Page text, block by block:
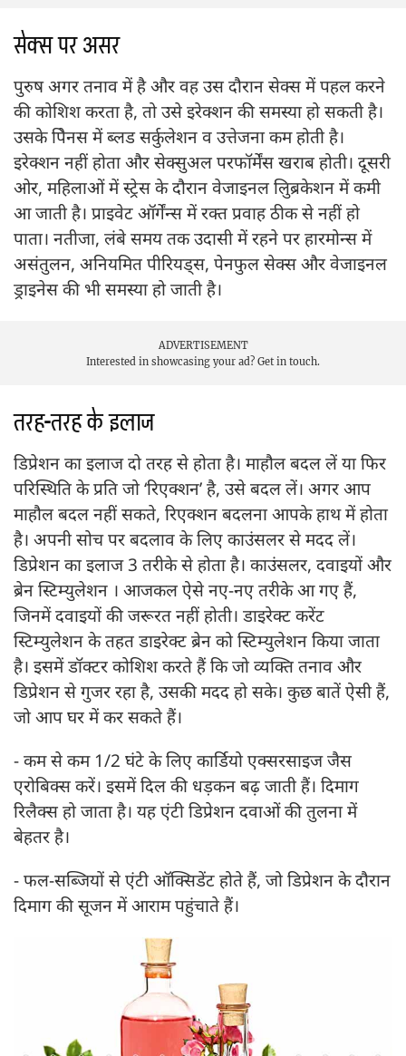
सेक्स पर असर
पुरुष अगर तनाव में है और वह उस दौरान सेक्स में पहल करने
की कोशिश करता है, तो उसे इरेक्शन की समस्या हो सकती है।
उसके पेिनस में ब्लड सर्कुलेशन व उत्तेजना कम होती है।
इरेक्शन नहीं होता और सेक्सुअल परफॉर्मेंस खराब होती। दूसरी
ओर, महिलाओं में स्ट्रेस के दौरान वेजाइनल लुिब्रकेशन में कमी
आ जाती है। प्राइवेट ऑर्गेंन्स में रक्त प्रवाह ठीक से नहीं हो
पाता। नतीजा, लंबे समय तक उदासी में रहने पर हारमोन्स में
असंतुलन, अनियमित पीरियड्स, पेनफुल सेक्स और वेजाइनल
ड्राइनेस की भी समस्या हो जाती है।
ADVERTISEMENT
Interested in showcasing your ad? Get in touch.
तरह-तरह के इलाज
डिप्रेशन का इलाज दो तरह से होता है। माहौल बदल लें या फिर
परिस्थिति के प्रति जो ‘रिएक्शन’ है, उसे बदल लें। अगर आप
माहौल बदल नहीं सकते, रिएक्शन बदलना आपके हाथ में होता
है। अपनी सोच पर बदलाव के लिए काउंसलर से मदद लें।
डिप्रेशन का इलाज 3 तरीके से होता है। काउंसलर, दवाइयों और
ब्रेन स्टिम्युलेशन । आजकल ऐसे नए-नए तरीके आ गए हैं,
जिनमें दवाइयों की जरूरत नहीं होती। डाइरेक्ट करेंट
स्टिम्युलेशन के तहत डाइरेक्ट ब्रेन को स्टिम्युलेशन किया जाता
है। इसमें डॉक्टर कोशिश करते हैं कि जो व्यक्ति तनाव और
डिप्रेशन से गुजर रहा है, उसकी मदद हो सके। कुछ बातें ऐसी हैं,
जो आप घर में कर सकते हैं।
- कम से कम 1/2 घंटे के लिए कार्डियो एक्सरसाइज जैस
एरोबिक्स करें। इसमें दिल की धड़कन बढ़ जाती हैं। दिमाग
रिलैक्स हो जाता है। यह एंटी डिप्रेशन दवाओं की तुलना में
बेहतर है।
- फल-सब्जियों से एंटी ऑक्सिडेंट होते हैं, जो डिप्रेशन के दौरान
दिमाग की सूजन में आराम पहुंचाते हैं।